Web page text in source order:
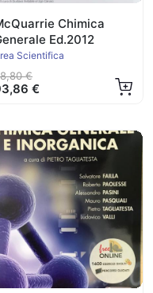
Chimica
Ed.2012
Scientifica
€
€